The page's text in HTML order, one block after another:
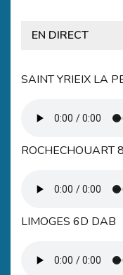
EN DIRECT
SAINT YRIEIX LA
ROCHECHOUART
LIMOGES 6D DAB